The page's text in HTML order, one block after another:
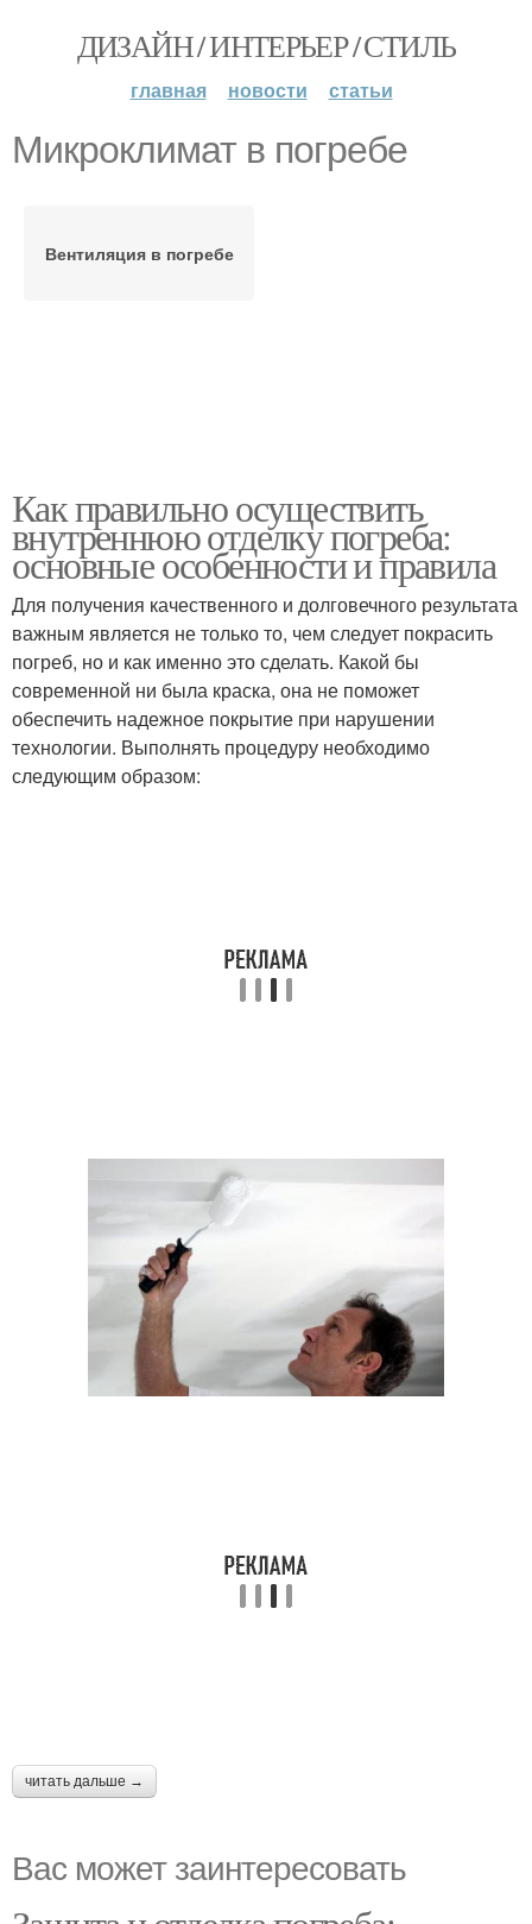
ДИЗАЙН / ИНТЕРЬЕР / СТИЛЬ
главная новости статьи
Микроклимат в погребе
Вентиляция в погребе
Как правильно осуществить
внутреннюю отделку погреба:
основные особенности и правила
Для получения качественного и долговечного результата
важным является не только то, чем следует покрасить
погреб, но и как именно это сделать. Какой бы
современной ни была краска, она не поможет
обеспечить надежное покрытие при нарушении
технологии. Выполнять процедуру необходимо
следующим образом:
читать дальше →
Вас может заинтересовать